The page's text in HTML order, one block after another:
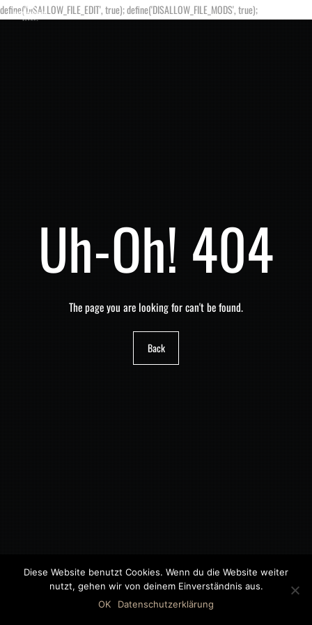
define('DISALLOW_FILE_EDIT', true); define('DISALLOW_FILE_MODS', true);
Uh-Oh! 404
The page you are looking for can't be found.
Back
©2018 MWB – MOTORWAGEN BERNAU GMBH
Diese Website benutzt Cookies. Wenn du die Website weiter
nutzt, gehen wir von deinem Einverständnis aus.
OK
Datenschutzerklärung